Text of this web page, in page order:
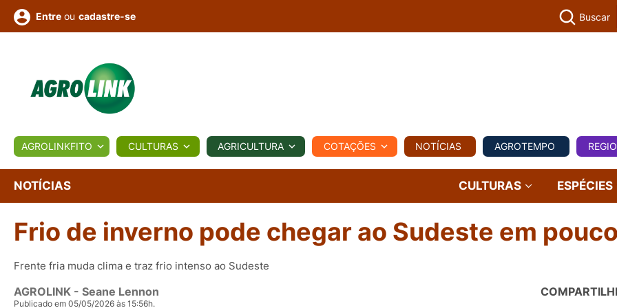
BIOLÓGICOS COTAÇÕES NOTÍCIAS AGROTEMPO REGIONAL COMERCIAL AGROVIAGENS
Conversor Colunistas Eventos
e
Vídeos
Entre ou cadastre-se Buscar
AGROLINKFITO CULTURAS AGRICULTURA COTAÇÕES NOTÍCIAS AGROTEMPO
NOTÍCIAS CULTURAS ESPÉCIES
Frio de inverno pode chegar ao Sudeste em
Frente fria muda clima e traz frio intenso ao Sudeste
AGROLINK - Seane Lennon
Publicado em 05/05/2026 às 15:56h.